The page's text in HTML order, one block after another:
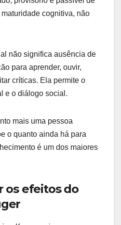
cognitiva, não
não significa ausência de
para aprender, ouvir,
críticas. Ela permite o
e o diálogo social.
mais uma pessoa
o quanto ainda há para
é um dos maiores
os efeitos do